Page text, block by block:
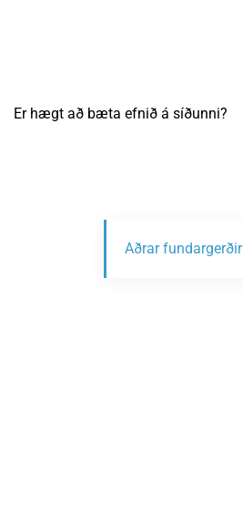
Er hægt að bæta efnið á síðunni?
Aðrar fundargerðir